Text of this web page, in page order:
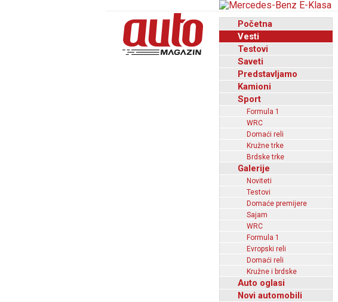
Početna
Vesti
Testovi
Saveti
Predstavljamo
Kamioni
Sport
Formula 1
WRC
Domaći reli
Kružne trke
Brdske trke
Galerije
Noviteti
Testovi
Domaće premijere
Sajam
WRC
Formula 1
Evropski reli
Domaći reli
Kružne i brdske
Auto oglasi
Novi automobili